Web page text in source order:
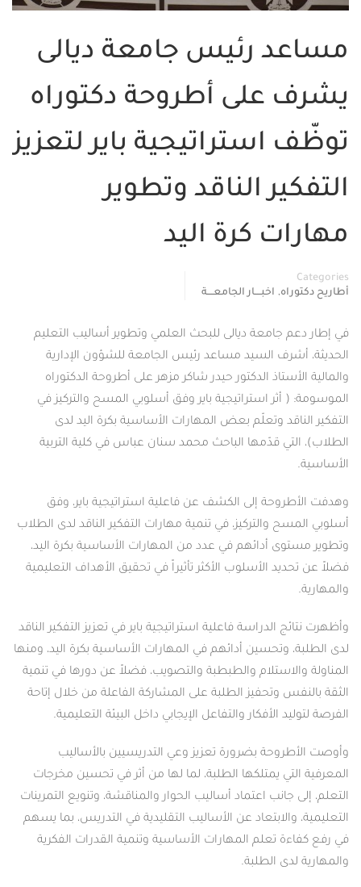
مساعد رئيس جامعة ديالى
يشرف على أطروحة دكتوراه
توظّف استراتيجية باير لتعزيز
التفكير الناقد وتطوير
مهارات كرة اليد
Categories
أطاريح دكتوراه, اخبــــار الجامعــــة
في إطار دعم جامعة ديالى للبحث العلمي وتطوير أساليب التعليم
الحديثة، أشرف السيد مساعد رئيس الجامعة للشؤون الإدارية
والمالية الأستاذ الدكتور حيدر شاكر مزهر على أطروحة الدكتوراه
الموسومة: ( أثر استراتيجية باير وفق أسلوبي المسح والتركيز في
التفكير الناقد وتعلّم بعض المهارات الأساسية بكرة اليد لدى
الطلاب)، التي قدّمها الباحث محمد سنان عباس في كلية التربية
الأساسية.
وهدفت الأطروحة إلى الكشف عن فاعلية استراتيجية باير، وفق
أسلوبي المسح والتركيز، في تنمية مهارات التفكير الناقد لدى الطلاب
وتطوير مستوى أدائهم في عدد من المهارات الأساسية بكرة اليد،
فضلاً عن تحديد الأسلوب الأكثر تأثيراً في تحقيق الأهداف التعليمية
والمهارية.
وأظهرت نتائج الدراسة فاعلية استراتيجية باير في تعزيز التفكير الناقد
لدى الطلبة، وتحسين أدائهم في المهارات الأساسية بكرة اليد، ومنها
المناولة والاستلام والطبطبة والتصويب، فضلاً عن دورها في تنمية
الثقة بالنفس وتحفيز الطلبة على المشاركة الفاعلة من خلال إتاحة
الفرصة لتوليد الأفكار والتفاعل الإيجابي داخل البيئة التعليمية.
وأوصت الأطروحة بضرورة تعزيز وعي التدريسيين بالأساليب
المعرفية التي يمتلكها الطلبة، لما لها من أثر في تحسين مخرجات
التعلم، إلى جانب اعتماد أساليب الحوار والمناقشة، وتنويع التمرينات
التعليمية، والابتعاد عن الأساليب التقليدية في التدريس، بما يسهم
في رفع كفاءة تعلم المهارات الأساسية وتنمية القدرات الفكرية
والمهارية لدى الطلبة.